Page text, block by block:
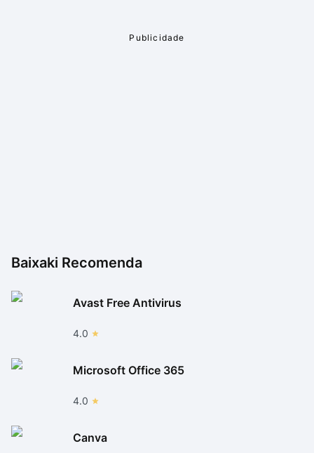
Baixaki Recomenda
Avast Free Antivirus
4.0
Microsoft Office 365
4.0
Canva